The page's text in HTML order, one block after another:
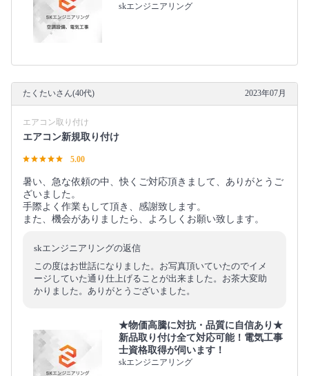
skエンジニアリング
たくたいさん(40代) 2023年07月
エアコン取り付け
エアコン新規取り付け
5.00
暑い、急な依頼の中、快くご対応頂きまして、ありがとうご
ざいました。
手際よく作業もして頂き、感謝致します。
また、機会がありましたら、よろしくお願い致します。
skエンジニアリングの返信
この度はお世話になりました。お写真頂いていたのでイメ
ージしていた通り仕上げることが出来ました。お茶大変助
かりました。ありがとうございました。
★物価高騰に対抗・品質に自信あり★
新品取り付け全て対応可能！電気工事
士資格取得が伺います！
skエンジニアリング